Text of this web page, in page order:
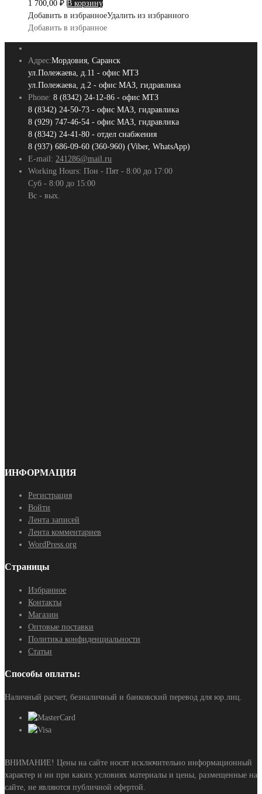
1 700,00 ₽ В корзину
Добавить в избранноеУдалить из избранного
Добавить в избранное
Адрес:Мордовия, Саранск
ул.Полежаева, д.11 - офис МТЗ
ул.Полежаева, д.2 - офис МАЗ, гидравлика
Phone: 8 (8342) 24-12-86 - офис МТЗ
8 (8342) 24-50-73 - офис МАЗ, гидравлика
8 (929) 747-46-54 - офис МАЗ, гидравлика
8 (8342) 24-41-80 - отдел снабжения
8 (937) 686-09-60 (360-960) (Viber, WhatsApp)
E-mail: 241286@mail.ru
Working Hours: Пон - Пят - 8:00 до 17:00
Суб - 8:00 до 15:00
Вс - вых.
ИНФОРМАЦИЯ
Регистрация
Войти
Лента записей
Лента комментариев
WordPress.org
Страницы
Избранное
Контакты
Магазин
Оптовые поставки
Политика конфиденциальности
Статьи
Способы оплаты:
Наличный расчет, безналичный и банковский перевод для юр.лиц.
ВНИМАНИЕ! Цены на сайте носят исключительно информационный
характер и ни при каких условиях материалы и цены, размещенные на
сайте, не являются публичной офертой.